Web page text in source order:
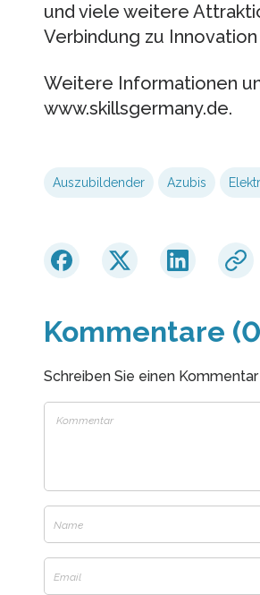
und viele weitere
Verbindung zu
Weitere Informationen
www.skillsgermany.de.
Auszubildender Azubis
Kommentare
Schreiben Sie einen Kommentar